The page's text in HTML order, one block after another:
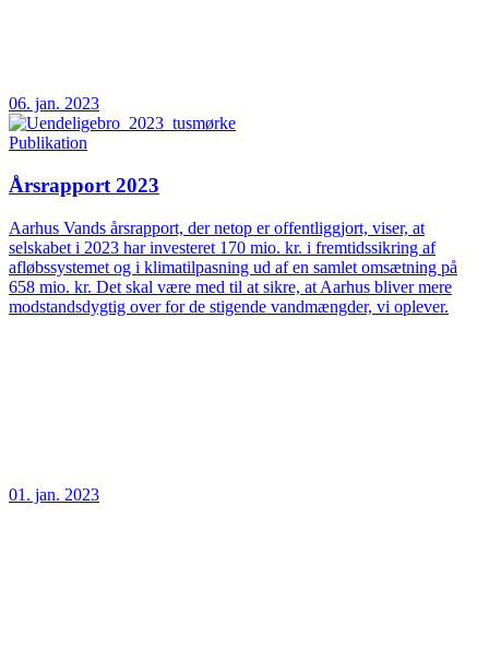
06. jan. 2023
Publikation
Årsrapport 2023
Aarhus Vands årsrapport, der netop er offentliggjort, viser, at
selskabet i 2023 har investeret 170 mio. kr. i fremtidssikring af
afløbssystemet og i klimatilpasning ud af en samlet omsætning på
658 mio. kr. Det skal være med til at sikre, at Aarhus bliver mere
modstandsdygtig over for de stigende vandmængder, vi oplever.
01. jan. 2023